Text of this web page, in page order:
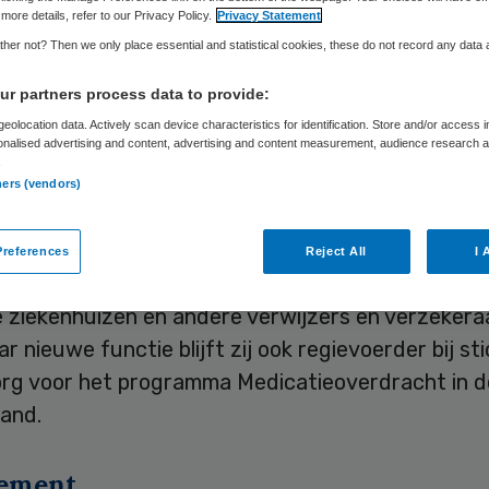
is Hanneke van der Haar directeur-
Centrum voor Conversie en Lichamelijke
ziekenhuizen en andere verwijzers en
nieuwe functie blijft zij ook regievoerder bij
voor het programma Medicatieoverdracht in
details, refer to our Privacy Policy. Privacy Statement
not? Then we only place essential and statistical cookies, these do not record any data
partners process data to provide:
data. Actively scan device characteristics for identification. Store and/or access
advertising and content, advertising and content measurement, audience research
(vendors)
Reject All I